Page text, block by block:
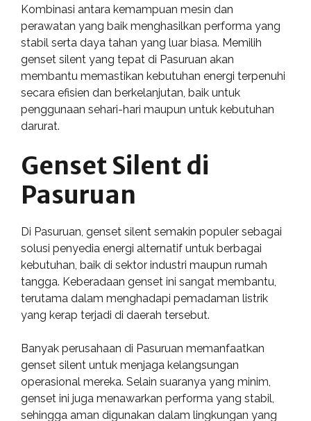
Kombinasi antara kemampuan mesin dan
perawatan yang baik menghasilkan performa yang
stabil serta daya tahan yang luar biasa. Memilih
genset silent yang tepat di Pasuruan akan
membantu memastikan kebutuhan energi terpenuhi
secara efisien dan berkelanjutan, baik untuk
penggunaan sehari-hari maupun untuk kebutuhan
darurat.
Genset Silent di
Pasuruan
Di Pasuruan, genset silent semakin populer sebagai
solusi penyedia energi alternatif untuk berbagai
kebutuhan, baik di sektor industri maupun rumah
tangga. Keberadaan genset ini sangat membantu,
terutama dalam menghadapi pemadaman listrik
yang kerap terjadi di daerah tersebut.
Banyak perusahaan di Pasuruan memanfaatkan
genset silent untuk menjaga kelangsungan
operasional mereka. Selain suaranya yang minim,
genset ini juga menawarkan performa yang stabil,
sehingga aman digunakan dalam lingkungan yang